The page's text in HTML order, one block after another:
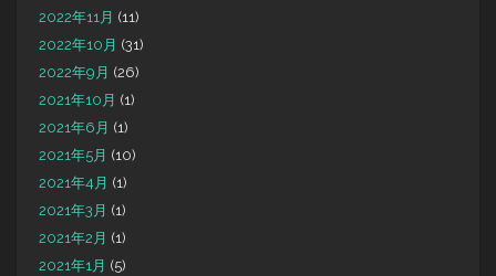
2022年11月 (11)
2022年10月 (31)
2022年9月 (26)
2021年10月 (1)
2021年6月 (1)
2021年5月 (10)
2021年4月 (1)
2021年3月 (1)
2021年2月 (1)
2021年1月 (5)